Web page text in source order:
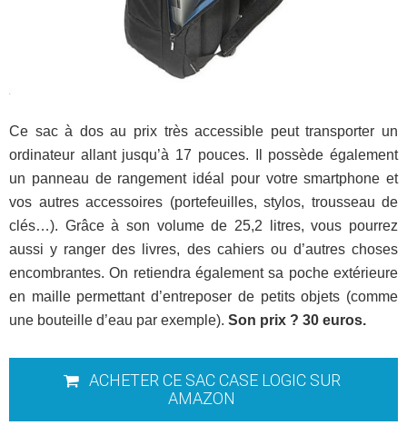
Ce sac à dos au prix très accessible peut transporter un
ordinateur allant jusqu’à 17 pouces. Il possède également
un panneau de rangement idéal pour votre smartphone et
vos autres accessoires (portefeuilles, stylos, trousseau de
clés…). Grâce à son volume de 25,2 litres, vous pourrez
aussi y ranger des livres, des cahiers ou d’autres choses
encombrantes. On retiendra également sa poche extérieure
en maille permettant d’entreposer de petits objets (comme
une bouteille d’eau par exemple). Son prix ? 30 euros.
ACHETER CE SAC CASE LOGIC SUR
AMAZON